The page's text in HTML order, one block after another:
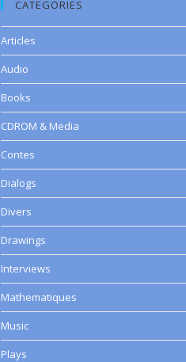
CATEGORIES
Articles
Audio
Books
CDROM & Media
Contes
Dialogs
Divers
Drawings
Interviews
Mathematiques
Music
Plays